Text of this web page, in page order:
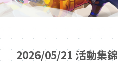
2026/05/21 活動集錦